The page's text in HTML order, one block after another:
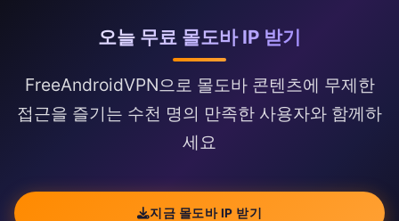
오늘 무료 몰도바 IP 받기
FreeAndroidVPN으로 몰도바 콘텐츠에 무제한
접근을 즐기는 수천 명의 만족한 사용자와 함께하
세요
지금 몰도바 IP 받기